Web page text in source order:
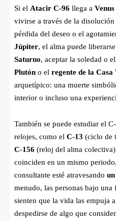
Si el Atacir C-96 llega a
vivirse a través de la
pérdida del deseo o el
Júpiter, el alma puede
Saturno, aceptar la soledad o
Plutón o el regente de la
arquetípico: una muerte
interior o incluso una
También se puede estudiar el
relojes, como el C-13 (ciclo de
C-156 (reloj del alma
coinciden en un mismo
consultante esté atravesando
menudo, las personas bajo
sienten que la vida las empuja
despedirse de algo que